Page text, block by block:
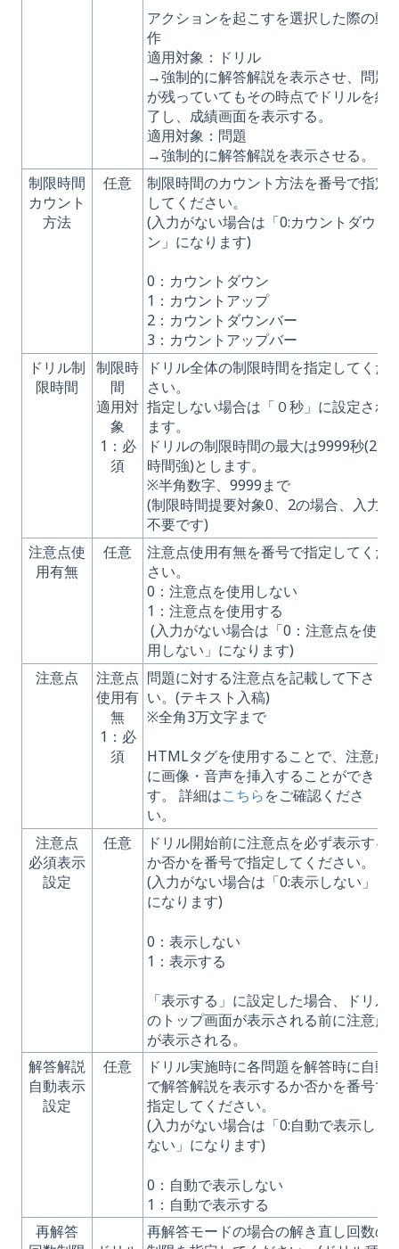
アクションを起こすを選択した際の動
作
適用対象：ドリル
→強制的に解答解説を表示させ、問題
が残っていてもその時点でドリルを終
了し、成績画面を表示する。
適用対象：問題
→強制的に解答解説を表示させる。
制限時間
カウント
方法
任意
制限時間のカウント方法を番号で指定
してください。
(入力がない場合は「0:カウントダウ
ン」になります)
0：カウントダウン
1：カウントアップ
2：カウントダウンバー
3：カウントアップバー
ドリル制
限時間
制限時
間
適用対
象
1：必
須
ドリル全体の制限時間を指定してくだ
さい。
指定しない場合は「０秒」に設定され
ます。
ドリルの制限時間の最大は9999秒(2
時間強)とします。
※半角数字、9999まで
(制限時間提要対象0、2の場合、入力
不要です)
注意点使
用有無
任意
注意点使用有無を番号で指定してくだ
さい。
0：注意点を使用しない
1：注意点を使用する
(入力がない場合は「0：注意点を使
用しない」になります)
注意点
注意点
使用有
無
1：必
須
問題に対する注意点を記載して下さ
い。(テキスト入稿)
※全角3万文字まで
HTMLタグを使用することで、注意点
に画像・音声を挿入することができま
す。 詳細はこちらをご確認くださ
い。
注意点
必須表示
設定
任意
ドリル開始前に注意点を必ず表示する
か否かを番号で指定してください。
(入力がない場合は「0:表示しない」
になります)
0：表示しない
1：表示する
「表示する」に設定した場合、ドリル
のトップ画面が表示される前に注意点
が表示される。
解答解説
自動表示
設定
任意
ドリル実施時に各問題を解答時に自動
で解答解説を表示するか否かを番号で
指定してください。
(入力がない場合は「0:自動で表示し
ない」になります)
0：自動で表示しない
1：自動で表示する
再解答
再解答モードの場合の解き直し回数の